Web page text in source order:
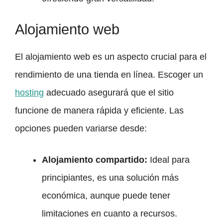
Alojamiento web
El alojamiento web es un aspecto crucial para el
rendimiento de una tienda en línea. Escoger un
hosting adecuado asegurará que el sitio
funcione de manera rápida y eficiente. Las
opciones pueden variarse desde:
Alojamiento compartido: Ideal para
principiantes, es una solución más
económica, aunque puede tener
limitaciones en cuanto a recursos.